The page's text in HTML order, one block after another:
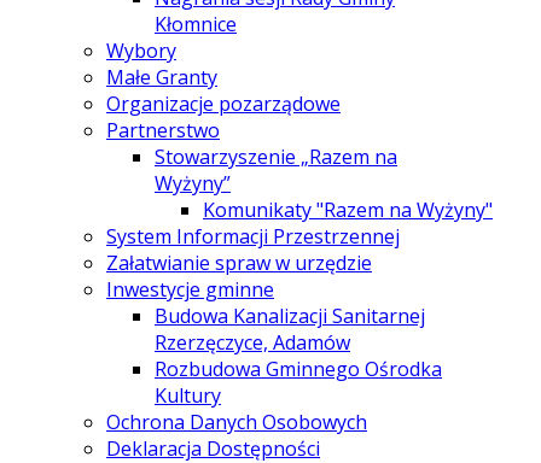
Kłomnice
Wybory
Małe Granty
Organizacje pozarządowe
Partnerstwo
Stowarzyszenie „Razem na
Wyżyny”
Komunikaty "Razem na Wyżyny"
System Informacji Przestrzennej
Załatwianie spraw w urzędzie
Inwestycje gminne
Budowa Kanalizacji Sanitarnej
Rzerzęczyce, Adamów
Rozbudowa Gminnego Ośrodka
Kultury
Ochrona Danych Osobowych
Deklaracja Dostępności